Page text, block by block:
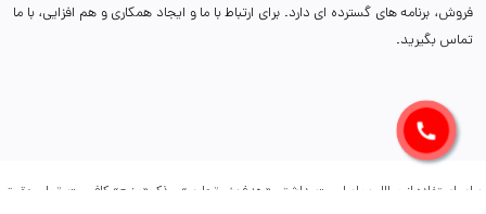
فروش، برنامه های گسترده ای دارد. برای ارتباط با ما و ایجاد همکاری و هم افزایی، با ما
تماس بگیرید.
برای استفاده از مطالب مای‌لیست، داشتن «هدف غیرتجاری» و ذکر «منبع» کافیست. تمام حقوق